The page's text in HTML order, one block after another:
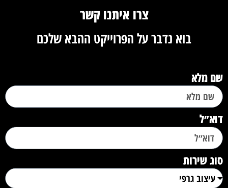
צרו איתנו קשר
בוא נדבר על הפרוייקט ההבא שלכם
שם מלא
דוא״ל
סוג שירות